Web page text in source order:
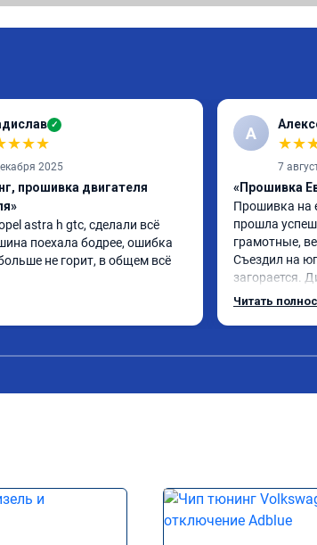
✓
★★★
2025
прошивка двигателя
astra h gtc, сделали всё
поехала бодрее, ошибка
не горит, в общем всё
А
★★
7
«Прошивка
Прошивка на
прошла
грамотные,
Съездил на
загорается.
Советую
Читать